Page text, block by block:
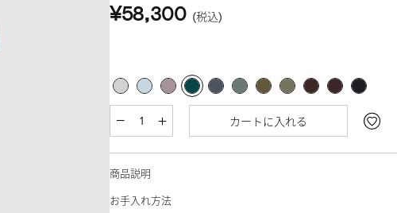
¥58,300 (税込)
カートに入れる
商品説明
お手入れ方法